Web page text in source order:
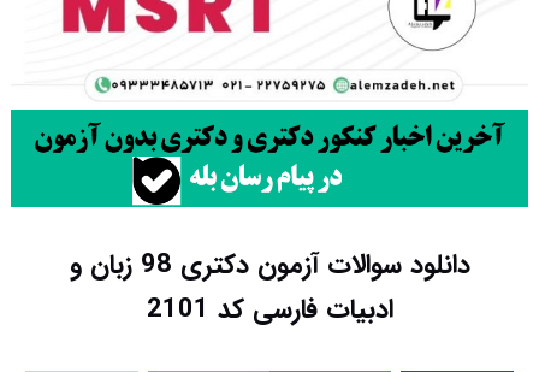
دانلود سوالات آزمون دکتری 98 زبان و
ادبیات فارسی کد 2101